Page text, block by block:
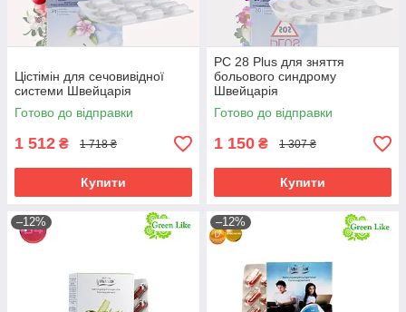
Цістімін для сечовивідної
системи Швейцарія
Готово до відправки
1 512 ₴ 1 718 ₴
Купити
PC 28 Plus для зняття
больового синдрому
Швейцарія
Готово до відправки
1 150 ₴ 1 307 ₴
Купити
–12% –12%